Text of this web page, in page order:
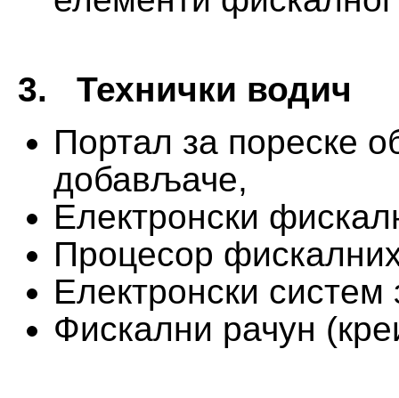
3. Технички водич
Портал за пореске
добављаче,
Електронски
Процесор
Електронски
Фискални рачун